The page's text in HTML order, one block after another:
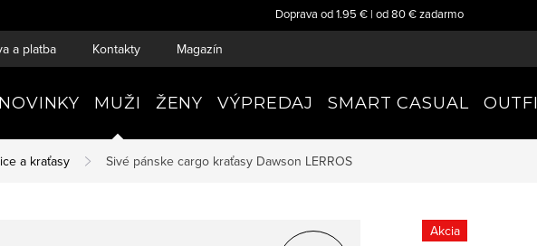
Doprava od 1.95 € | od 80 € zadarmo
a platba Kontakty Magazín
NOVINKY MUŽI ŽENY VÝPREDAJ SMART CASUAL
a kraťasy Sivé pánske cargo kraťasy Dawson LERROS
Akcia